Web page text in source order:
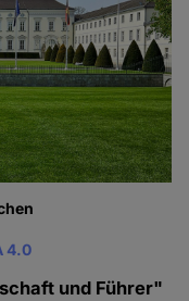
4.0
und Führer"